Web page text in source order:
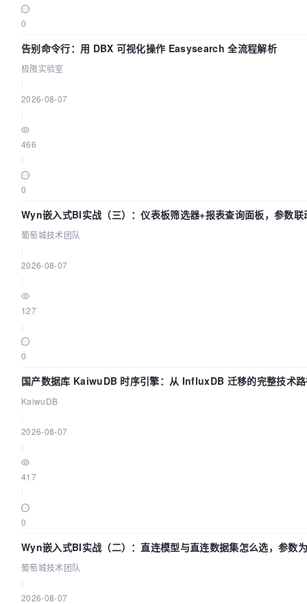
0
告别命令行：用 DBX 可视化操作 Easysearch 全流程解析
极限实验室
2026-08-07
466
0
Wyn嵌入式BI实战（三）：仪表板筛选器+报表查询面板，参数联
葡萄城技术团队
2026-08-07
127
0
国产数据库 KaiwuDB 时序引擎：从 InfluxDB 迁移的完整技术
KaiwuDB
2026-08-07
417
0
Wyn嵌入式BI实战（二）：直连模型与直连数据集怎么选，参数
葡萄城技术团队
2026-08-07